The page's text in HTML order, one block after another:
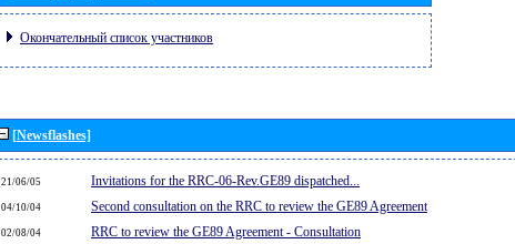
Окончательный список участников
[Newsflashes]
21/06/05 Invitations for the RRC-06-Rev.GE89 dispatched...
04/10/04 Second consultation on the RRC to review the GE89 Agreement
02/08/04 RRC to review the GE89 Agreement - Consultation